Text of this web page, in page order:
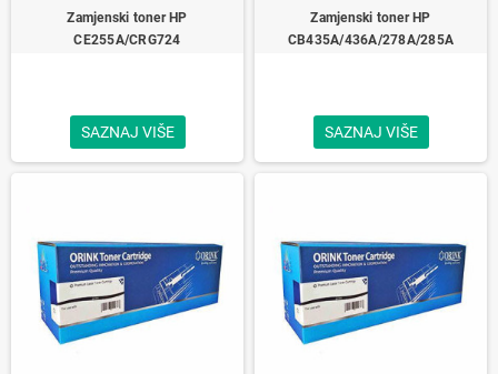
Zamjenski toner HP
CE255A/CRG724
SAZNAJ VIŠE
Zamjenski toner HP
CB435A/436A/278A/285A
SAZNAJ VIŠE